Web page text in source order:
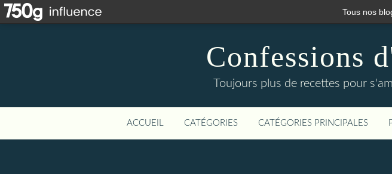
Tous nos
Confessions
Toujours plus de recettes pour
ACCUEIL CATÉGORIES CATÉGORIES PRINCIPALES